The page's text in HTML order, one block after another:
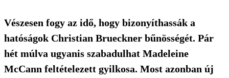
Vészesen fogy az idő, hogy bizonyíthassák a
hatóságok Christian Brueckner bűnösségét. Pár
hét múlva ugyanis szabadulhat Madeleine
McCann feltételezett gyilkosa. Most azonban új